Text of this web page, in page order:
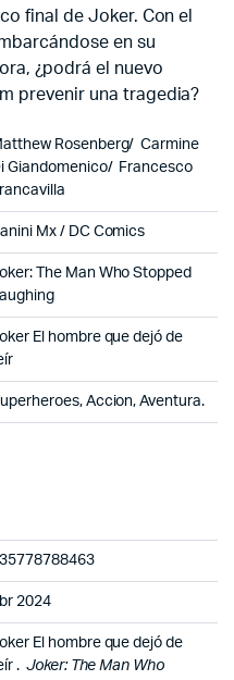
final de Joker. Con el
en su
¿podrá el nuevo
prevenir una tragedia?
Rosenberg/ Carmine
Giandomenico/ Francesco
Mx / DC Comics
The Man Who Stopped
El hombre que dejó de
Accion, Aventura.
2024
El hombre que dejó de
. Joker: The Man Who